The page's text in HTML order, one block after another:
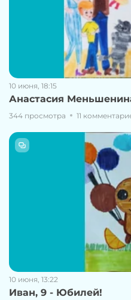
10 июня, 18:15
Анастасия
344 просмотра 11
10 июня, 13:22
Иван, 9 - Юбилей!